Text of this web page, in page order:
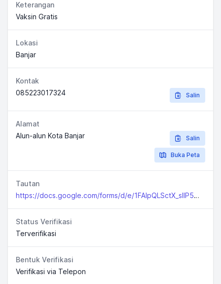
Keterangan
Vaksin Gratis
Lokasi
Banjar
Kontak
085223017324
Salin
Alamat
Alun-alun Kota Banjar
Salin
Buka Peta
Tautan
https://docs.google.com/forms/d/e/1FAIpQLSctX_slIP5bWZntRGZLRJQ1lHRWlHHd_2QddvA22KszxC9hcw/viewform
Status Verifikasi
Terverifikasi
Bentuk Verifikasi
Verifikasi via Telepon